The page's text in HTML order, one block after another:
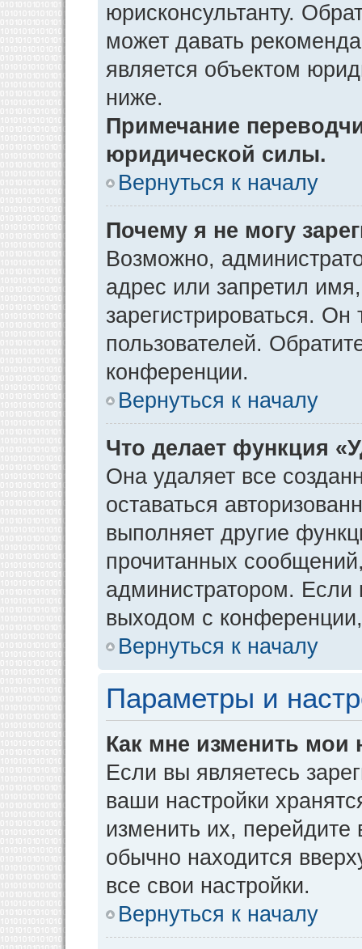
юрисконсультанту.
может давать
является объектом
ниже.
Примечание
юридической силы.
Вернуться к началу
Почему я не могу
Возможно,
адрес или запретил
зарегистрироваться.
пользователей.
конференции.
Вернуться к началу
Что делает функция
Она удаляет все
оставаться
выполняет другие
прочитанных
администратором. Если
выходом с
Вернуться к началу
Параметры и
Как мне изменить мои
Если вы являетесь
ваши настройки
изменить их, перейдите
обычно находится
все свои настройки.
Вернуться к началу